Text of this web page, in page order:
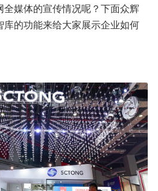
媒体的宣传情况呢？下面众辉
的功能来给大家展示企业如何